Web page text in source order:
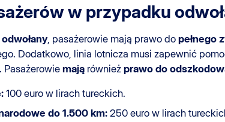
w przypadku
, pasażerowie mają prawo do pełnego
Dodatkowo, linia lotnicza musi zapewnić
. Pasażerowie mają również prawo do
100 euro w lirach tureckich.
do 1.500 km:250 euro w lirach